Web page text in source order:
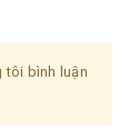
tôi bình luận